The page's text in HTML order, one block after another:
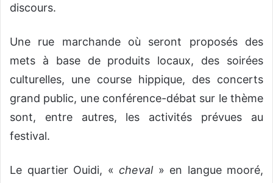
discours.
Une rue marchande où seront proposés des
mets à base de produits locaux, des soirées
culturelles, une course hippique, des concerts
grand public, une conférence-débat sur le thème
sont, entre autres, les activités prévues au
festival.
Le quartier Ouidi, « cheval » en langue mooré,